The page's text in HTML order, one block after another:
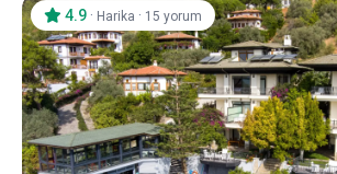
4.9 · Harika · 15 yorum